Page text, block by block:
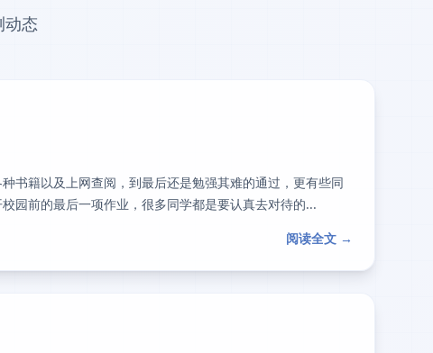
动态
书籍以及上网查阅，到最后还是勉强其难的通过，更有些同
园前的最后一项作业，很多同学都是要认真去对待的...
阅读全文 →